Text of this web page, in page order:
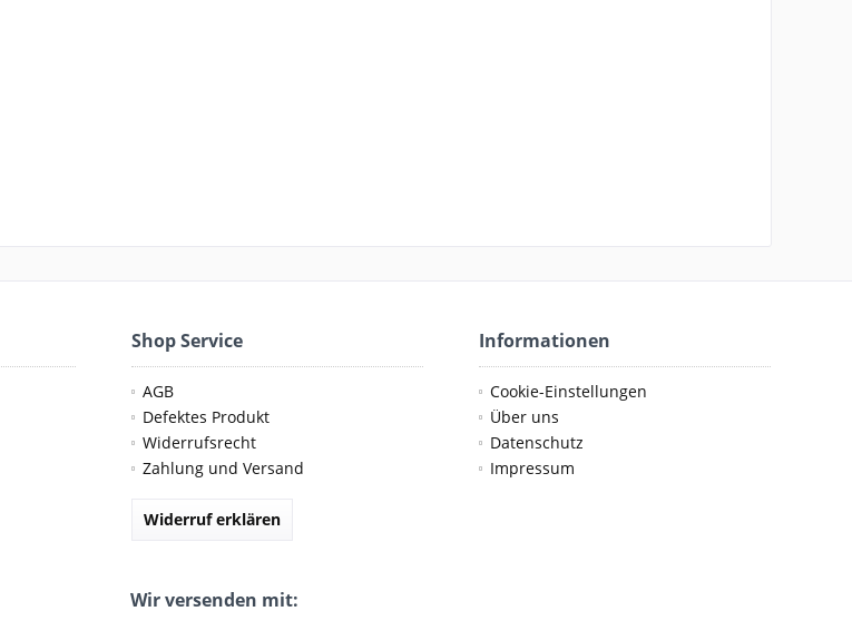
Shop Service
AGB
Defektes Produkt
Widerrufsrecht
Zahlung und Versand
Widerruf erklären
Informationen
Cookie-Einstellungen
Über uns
Datenschutz
Impressum
Wir versenden mit: